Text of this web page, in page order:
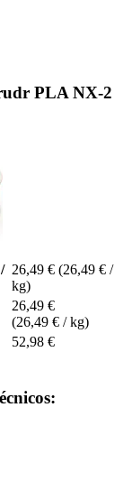
PLA NX-2
26,49 € (26,49 € /
kg)
26,49 €
(26,49 € / kg)
52,98 €